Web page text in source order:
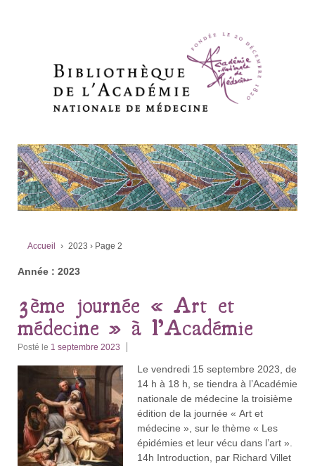
Accueil › 2023 › Page 2
Année : 2023
3ème journée « Art et
médecine » à l’Académie
Posté le 1 septembre 2023
Le vendredi 15 septembre 2023, de
14 h à 18 h, se tiendra à l’Académie
nationale de médecine la troisième
édition de la journée « Art et
médecine », sur le thème « Les
épidémies et leur vécu dans l’art ».
14h Introduction, par Richard Villet